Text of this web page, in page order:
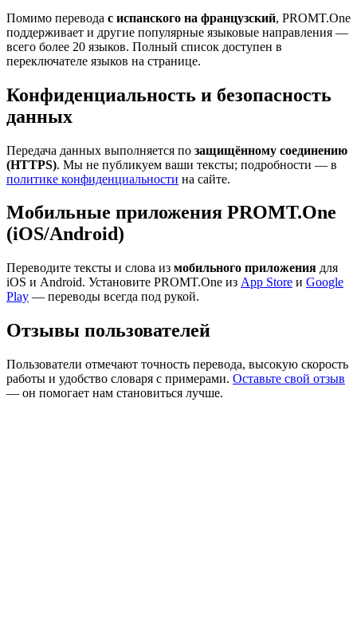
Помимо перевода с испанского на французский, PROMT.One
поддерживает и другие популярные языковые направления —
всего более 20 языков. Полный список доступен в
переключателе языков на странице.
Конфиденциальность и безопасность
данных
Передача данных выполняется по защищённому соединению
(HTTPS). Мы не публикуем ваши тексты; подробности — в
политике конфиденциальности на сайте.
Мобильные приложения PROMT.One
(iOS/Android)
Переводите тексты и слова из мобильного приложения для
iOS и Android. Установите PROMT.One из App Store и Google
Play — переводы всегда под рукой.
Отзывы пользователей
Пользователи отмечают точность перевода, высокую скорость
работы и удобство словаря с примерами. Оставьте свой отзыв
— он помогает нам становиться лучше.